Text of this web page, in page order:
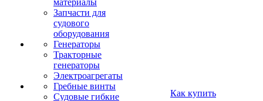
материалы
Запчасти для
судового
оборудования
Генераторы
Тракторные
генераторы
Электроагрегаты
Гребные винты
Судовые гибкие
Как купить